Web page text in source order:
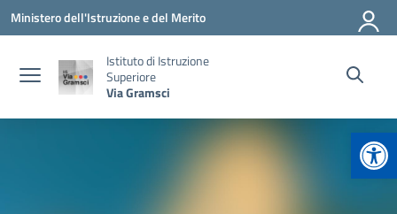
Vai ai contenuti
Vai al menu di navigazione
Vai al footer
Ministero dell'Istruzione e del Merito
Istituto di Istruzione
Superiore
Via Gramsci